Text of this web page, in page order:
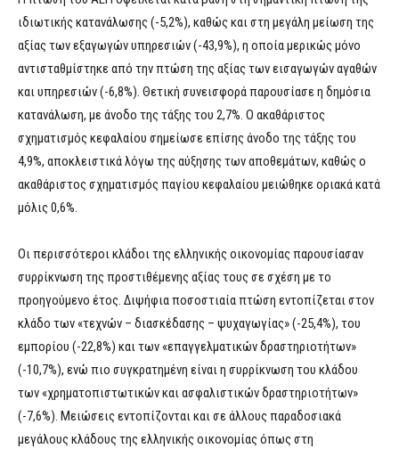
ιδιωτικής κατανάλωσης (-5,2%), καθώς και στη μεγάλη μείωση της
αξίας των εξαγωγών υπηρεσιών (-43,9%), η οποία μερικώς μόνο
αντισταθμίστηκε από την πτώση της αξίας των εισαγωγών αγαθών
και υπηρεσιών (-6,8%). Θετική συνεισφορά παρουσίασε η δημόσια
κατανάλωση, με άνοδο της τάξης του 2,7%. Ο ακαθάριστος
σχηματισμός κεφαλαίου σημείωσε επίσης άνοδο της τάξης του
4,9%, αποκλειστικά λόγω της αύξησης των αποθεμάτων, καθώς ο
ακαθάριστος σχηματισμός παγίου κεφαλαίου μειώθηκε οριακά κατά
μόλις 0,6%.
Οι περισσότεροι κλάδοι της ελληνικής οικονομίας παρουσίασαν
συρρίκνωση της προστιθέμενης αξίας τους σε σχέση με το
προηγούμενο έτος. Διψήφια ποσοστιαία πτώση εντοπίζεται στον
κλάδο των «τεχνών – διασκέδασης – ψυχαγωγίας» (-25,4%), του
εμπορίου (-22,8%) και των «επαγγελματικών δραστηριοτήτων»
(-10,7%), ενώ πιο συγκρατημένη είναι η συρρίκνωση του κλάδου
των «χρηματοπιστωτικών και ασφαλιστικών δραστηριοτήτων»
(-7,6%). Μειώσεις εντοπίζονται και σε άλλους παραδοσιακά
μεγάλους κλάδους της ελληνικής οικονομίας όπως στη